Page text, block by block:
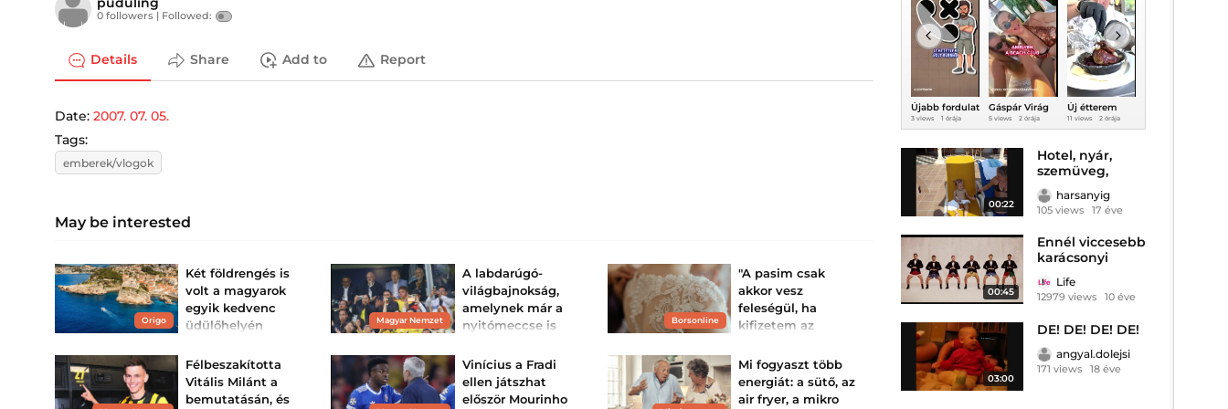
0 followers | Followed:
Details Share Add to Report
Date: 2007. 07. 05.
Tags:
emberek/vlogok
May be interested
Origo
Két földrengés is
volt a magyarok
egyik kedvenc
üdülőhelyén
másodikat reggel
Dubrovnik környékén
lehetett érezni.
Magyar Nemzet
A labdarúgó-
világbajnokság,
amelynek már a
nyitómeccse is
Itt állunk egy akkora
botrány küszöbén, amely
nem hiányzik a FIFA-nak.
Borsonline
"A pasim csak
akkor vesz
feleségül, ha
kifizetem az
A menyasszony fél, hogy
megalázzák, ám párjának
tetemes adóssága van.
Félbeszakította
Vitális Milánt a
bemutatásán, és
Vinícius a Fradi
ellen játszhat
először Mourinho
Mi fogyaszt több
energiát: a sütő, az
air fryer, a mikro
Újabb fordulat
a Robinson
Tours
3 views 1 órája
Gáspár Virág
ledobta a
textilt, Európa
úszószigetén
luxizik!
5 views 2 órája
Új étterem
nyílt
Kaposváron
11 views 2 órája
parttól a vízig
00:22
Hotel, nyár,
szemüveg,
vicces
harsanyig
105 views 17 éve
00:45
Ennél viccesebb
karácsonyi
láttál
Life
12979 views 10 éve
03:00
DE! DE! DE! DE!
angyal.dolejsi
171 views 18 éve